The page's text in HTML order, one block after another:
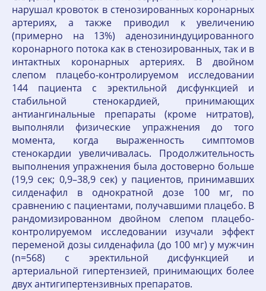
нарушал кровоток в стенозированных коронарных
артериях, а также приводил к увеличению
(примерно на 13%) аденозининдуцированного
коронарного потока как в стенозированных, так и в
интактных коронарных артериях. В двойном
слепом плацебо-контролируемом исследовании
144 пациента с эректильной дисфункцией и
стабильной стенокардией, принимающих
антиангинальные препараты (кроме нитратов),
выполняли физические упражнения до того
момента, когда выраженность симптомов
стенокардии увеличивалась. Продолжительность
выполнения упражнения была достоверно больше
(19,9 сек; 0,9–38,9 сек) у пациентов, принимавших
силденафил в однократной дозе 100 мг, по
сравнению с пациентами, получавшими плацебо. В
рандомизированном двойном слепом плацебо-
контролируемом исследовании изучали эффект
переменой дозы силденафила (до 100 мг) у мужчин
(n=568) с эректильной дисфункцией и
артериальной гипертензией, принимающих более
двух антигипертензивных препаратов.